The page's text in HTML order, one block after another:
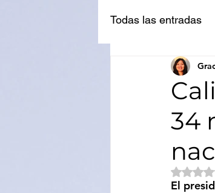
Todas las entradas
Narcotráfico
Medio ambiente
Sociedad
34
El